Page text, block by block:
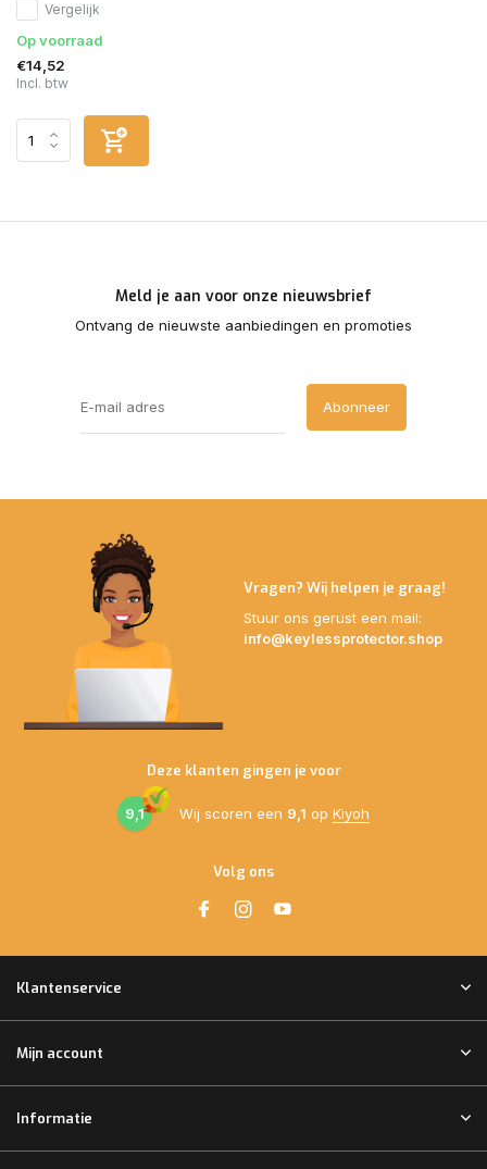
Vergelijk
Op voorraad
€14,52
Incl. btw
Meld je aan voor onze nieuwsbrief
Ontvang de nieuwste aanbiedingen en promoties
Abonneer
Vragen? Wij helpen je graag!
Stuur ons gerust een mail:
info@keylessprotector.shop
Deze klanten gingen je voor
9,1 Wij scoren een 9,1 op Kiyoh
Volg ons
Klantenservice
Mijn account
Informatie